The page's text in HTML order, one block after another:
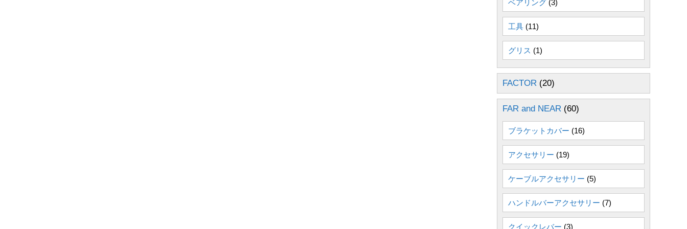
ベアリング (3)
工具 (11)
グリス (1)
FACTOR (20)
FAR and NEAR (60)
ブラケットカバー (16)
アクセサリー (19)
ケーブルアクセサリー (5)
ハンドルバーアクセサリー (7)
クイックレバー (3)